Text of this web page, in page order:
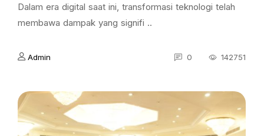
Dalam era digital saat ini, transformasi teknologi telah
membawa dampak yang signifi ..
Admin 0 142751